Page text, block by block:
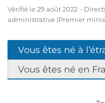
Vérifié le 29 août 2022 –
administrative (Premier
Vous êtes né à
Vous êtes né en